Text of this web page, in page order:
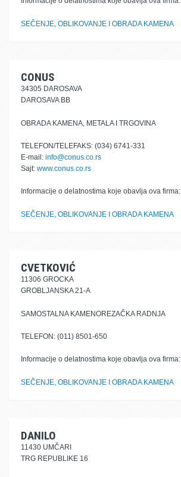
SEČENJE, OBLIKOVANJE I OBRADA KAMENA
CONUS
34305 DAROSAVA
DAROSAVA BB
OBRADA KAMENA, METALA I TRGOVINA
TELEFON/TELEFAKS: (034) 6741-331
E-mail: info@conus.co.rs
Sajt: www.conus.co.rs
Informacije o delatnostima koje obavlja ova firma:
SEČENJE, OBLIKOVANJE I OBRADA KAMENA
CVETKOVIĆ
11306 GROCKA
GROBLJANSKA 21-A
SAMOSTALNA KAMENOREZAČKA RADNJA
TELEFON: (011) 8501-650
Informacije o delatnostima koje obavlja ova firma:
SEČENJE, OBLIKOVANJE I OBRADA KAMENA
DANILO
11430 UMČARI
TRG REPUBLIKE 16